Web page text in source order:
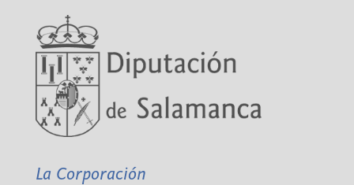
La Corporación